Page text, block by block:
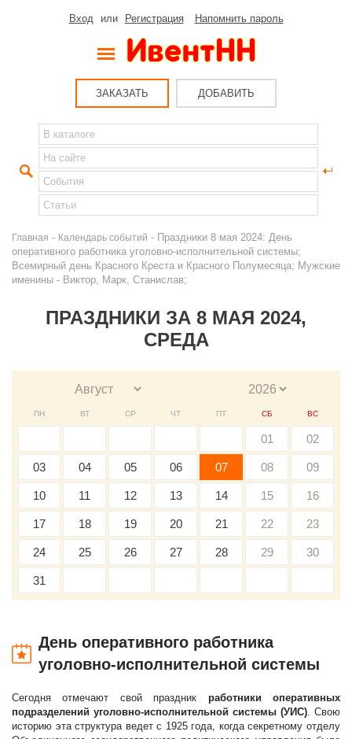
Вход или Регистрация Напомнить пароль
ЗАКАЗАТЬ ДОБАВИТЬ
Главная - Календарь событий - Праздники 8 мая 2024: День
оперативного работника уголовно-исполнительной системы;
Всемирный день Красного Креста и Красного Полумесяца; Мужские
именины - Виктор, Марк, Станислав;
ПРАЗДНИКИ ЗА 8 МАЯ 2024,
СРЕДА
ПН ВТ СР ЧТ ПТ СБ ВС
01 02
03 04 05 06 07 08 09
10 11 12 13 14 15 16
17 18 19 20 21 22 23
24 25 26 27 28 29 30
31
День оперативного работника
уголовно-исполнительной системы
Сегодня отмечают свой праздник работники оперативных
подразделений уголовно-исполнительной системы (УИС). Свою
историю эта структура ведет с 1925 года, когда секретному отделу